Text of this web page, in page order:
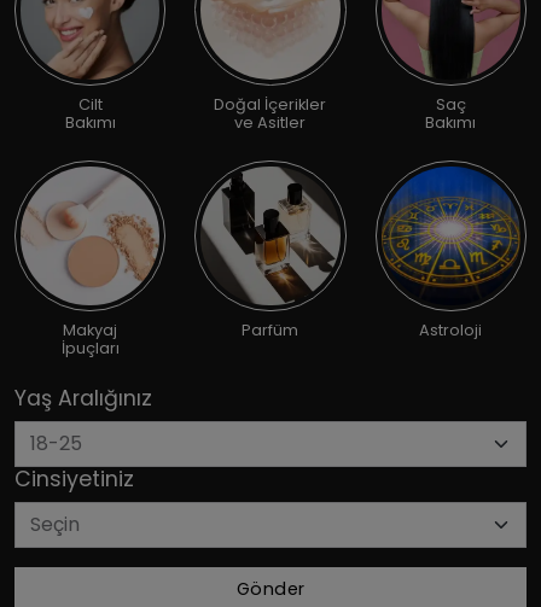
Cilt
Bakımı
Doğal İçerikler
ve Asitler
Saç
Bakımı
Makyaj
İpuçları
Parfüm Astroloji
Yaş Aralığınız
Cinsiyetiniz
Gönder